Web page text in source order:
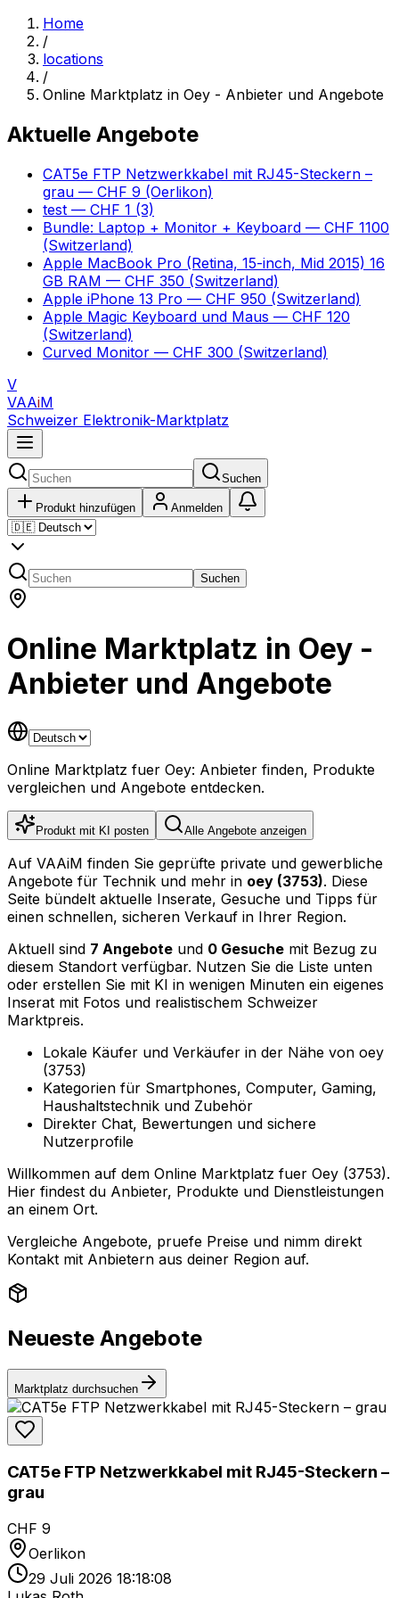
Home
/
locations
/
Online Marktplatz in Oey - Anbieter und Angebote
Aktuelle Angebote
CAT5e FTP Netzwerkkabel mit RJ45-Steckern –
grau — CHF 9 (Oerlikon)
test — CHF 1 (3)
Bundle: Laptop + Monitor + Keyboard — CHF 1100
(Switzerland)
Apple MacBook Pro (Retina, 15-inch, Mid 2015) 16
GB RAM — CHF 350 (Switzerland)
Apple iPhone 13 Pro — CHF 950 (Switzerland)
Apple Magic Keyboard und Maus — CHF 120
(Switzerland)
Curved Monitor — CHF 300 (Switzerland)
V
VAAiM
Schweizer Elektronik-Marktplatz
Suchen
Produkt hinzufügen Anmelden
Suchen
Online Marktplatz in Oey -
Anbieter und Angebote
Online Marktplatz fuer Oey: Anbieter finden, Produkte
vergleichen und Angebote entdecken.
Produkt mit KI posten Alle Angebote anzeigen
Auf VAAiM finden Sie geprüfte private und gewerbliche
Angebote für Technik und mehr in oey (3753). Diese
Seite bündelt aktuelle Inserate, Gesuche und Tipps für
einen schnellen, sicheren Verkauf in Ihrer Region.
Aktuell sind 7 Angebote und 0 Gesuche mit Bezug zu
diesem Standort verfügbar. Nutzen Sie die Liste unten
oder erstellen Sie mit KI in wenigen Minuten ein eigenes
Inserat mit Fotos und realistischem Schweizer
Marktpreis.
Lokale Käufer und Verkäufer in der Nähe von oey
(3753)
Kategorien für Smartphones, Computer, Gaming,
Haushaltstechnik und Zubehör
Direkter Chat, Bewertungen und sichere
Nutzerprofile
Willkommen auf dem Online Marktplatz fuer Oey (3753).
Hier findest du Anbieter, Produkte und Dienstleistungen
an einem Ort.
Vergleiche Angebote, pruefe Preise und nimm direkt
Kontakt mit Anbietern aus deiner Region auf.
Neueste Angebote
Marktplatz durchsuchen
CAT5e FTP Netzwerkkabel mit RJ45-Steckern –
grau
CHF 9
Oerlikon
29 Juli 2026 18:18:08